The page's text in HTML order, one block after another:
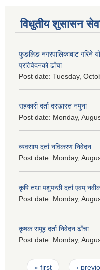
विधुतीय शुसासन
फुङलिङ नगरपालिकाबाट गरिने
प्रतिवेदनको ढाँचा
Post date: Tuesday,
सहकारी दर्ता दरखास्त नमुना
Post date: Monday,
व्यवसाय दर्ता नविकरण निवेदन
Post date: Monday,
कृषि तथा पशुपन्छी दर्ता एवम्
Post date: Monday,
कृषक समूह दर्ता निवेदन ढाँचा
Post date: Monday,
« first ‹